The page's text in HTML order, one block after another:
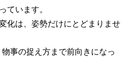
ています。
化は、姿勢だけにとどまりませ
物事の捉え方まで前向きになっ